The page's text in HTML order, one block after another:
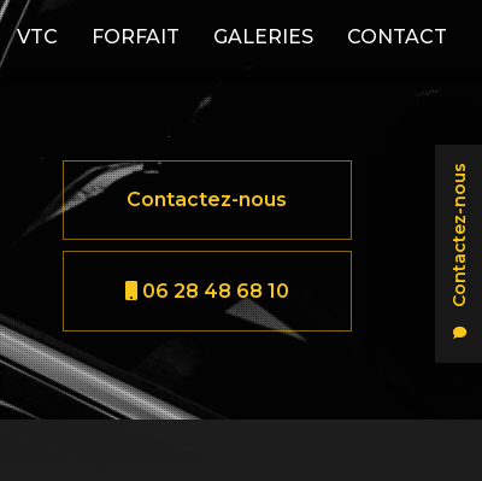
Contactez-nous
VTC FORFAIT GALERIES CONTACT
Contactez-nous
06 28 48 68 10